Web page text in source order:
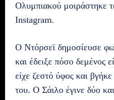
Ολυμπιακού μοιράστηκε
Instagram.
Ο Ντόρσεϊ δημοσίευσε
και έδειξε πόσο δεμένος
είχε ζεστό ύφος και
του. Ο Σάιλο έγινε δύο